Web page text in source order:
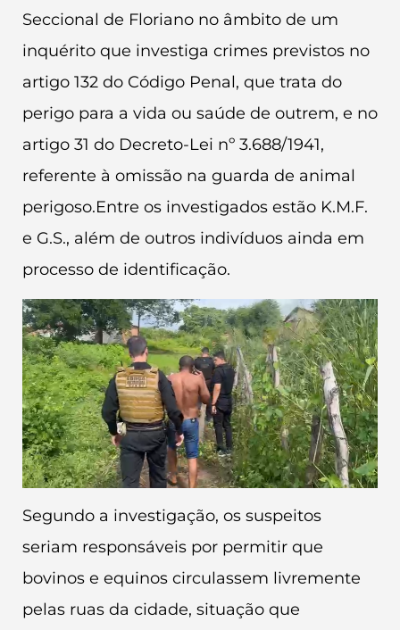
Seccional de Floriano no âmbito de um
inquérito que investiga crimes previstos no
artigo 132 do Código Penal, que trata do
perigo para a vida ou saúde de outrem, e no
artigo 31 do Decreto-Lei nº 3.688/1941,
referente à omissão na guarda de animal
perigoso.Entre os investigados estão K.M.F.
e G.S., além de outros indivíduos ainda em
processo de identificação.
Segundo a investigação, os suspeitos
seriam responsáveis por permitir que
bovinos e equinos circulassem livremente
pelas ruas da cidade, situação que